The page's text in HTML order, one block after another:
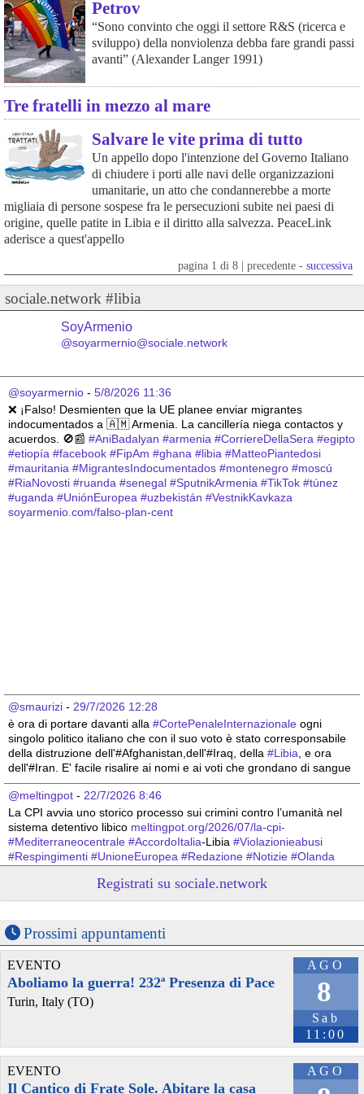
Petrov
“Sono convinto che oggi il settore R&S (ricerca e
sviluppo) della nonviolenza debba fare grandi passi
avanti” (Alexander Langer 1991)
Tre fratelli in mezzo al mare
Salvare le vite prima di tutto
Un appello dopo l'intenzione del Governo Italiano
di chiudere i porti alle navi delle organizzazioni
umanitarie, un atto che condannerebbe a morte
migliaia di persone sospese fra le persecuzioni subite nei paesi di
origine, quelle patite in Libia e il diritto alla salvezza. PeaceLink
aderisce a quest'appello
pagina 1 di 8 | precedente -successiva
sociale.network #libia
SoyArmenio
@soyarmernio@sociale.network
@soyarmernio - 5/8/2026 11:36
❌ ¡Falso! Desmienten que la UE planee enviar migrantes
indocumentados a 🇦🇲 Armenia. La cancillería niega contactos y
acuerdos. 🚫📰 #AniBadalyan #armenia #CorriereDellaSera #egipto
#etiopía #facebook #FipAm #ghana #libia #MatteoPiantedosi
#mauritania #MigrantesIndocumentados #montenegro #moscú
#RiaNovosti #ruanda #senegal #SputnikArmenia #TikTok #túnez
#uganda #UniónEuropea #uzbekistán #VestnikKavkaza
soyarmenio.com/falso-plan-cent
@smaurizi - 29/7/2026 12:28
è ora di portare davanti alla #CortePenaleInternazionale ogni
singolo politico italiano che con il suo voto è stato corresponsabile
della distruzione dell'#Afghanistan,dell'#Iraq, della #Libia , e ora
dell'#Iran. E' facile risalire ai nomi e ai voti che grondano di sangue
@meltingpot - 22/7/2026 8:46
La CPI avvia uno storico processo sui crimini contro l’umanità nel
sistema detentivo libico meltingpot.org/2026/07/la-cpi-
#Mediterraneocentrale #AccordoItalia-Libia #Violazionieabusi
#Respingimenti #UnioneEuropea #Redazione #Notizie #Olanda
@meltingpot
Catania e Ortona: due nuove sentenze smontano le accuse contro
Registrati su sociale.network
Prossimi appuntamenti
AGO
8
Sab
11:00
EVENTO
Aboliamo la guerra! 232ª Presenza di Pace
Turin, Italy (TO)
AGO
EVENTO
Il Cantico di Frate Sole. Abitare la casa